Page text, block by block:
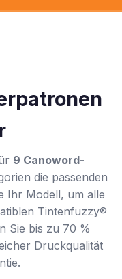
9 Canoword-
die passenden
Ihr Modell, um alle
Tintenfuzzy®
Sie bis zu 70 %
Druckqualität